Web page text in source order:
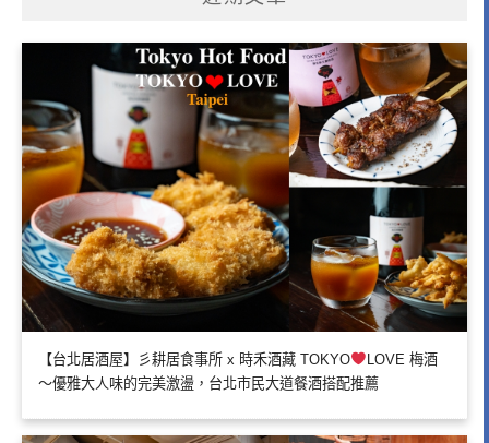
【台北居酒屋】彡耕居食事所 x 時禾酒藏 TOKYO
LOVE 梅酒
～優雅大人味的完美激盪，台北市民大道餐酒搭配推薦